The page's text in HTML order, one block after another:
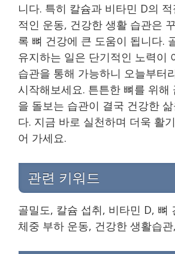
니다. 특히 칼슘과 비타민 D의
적인 운동, 건강한 생활 습관은
록 뼈 건강에 큰 도움이 됩니다.
유지하는 일은 단기적인 노력이
습관을 통해 가능하니 오늘부터
시작해보세요. 튼튼한 뼈를 위해
을 돌보는 습관이 결국 건강한
다. 지금 바로 실천하며 더욱 활
어 가세요.
관련 키워드
골밀도, 칼슘 섭취, 비타민 D, 뼈
체중 부하 운동, 건강한 생활습